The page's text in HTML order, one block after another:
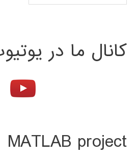
کانال ما در
MATLAB project